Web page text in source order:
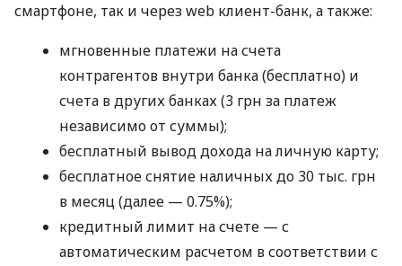
смартфоне, так и через web клиент-банк, а также:
мгновенные платежи на счета
контрагентов внутри банка (бесплатно) и
счета в других банках (3 грн за платеж
независимо от суммы);
бесплатный вывод дохода на личную карту;
бесплатное снятие наличных до 30 тыс. грн
в месяц (далее — 0.75%);
кредитный лимит на счете — с
автоматическим расчетом в соответствии с